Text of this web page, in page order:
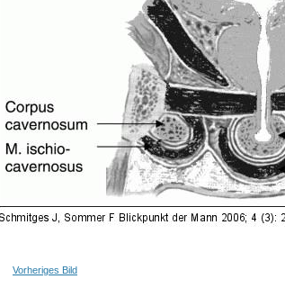
Vorheriges Bild